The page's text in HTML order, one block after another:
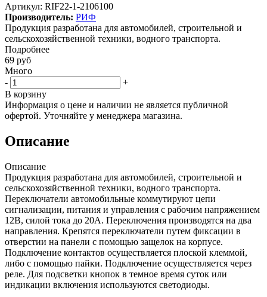
Артикул: RIF22-1-2106100
Производитель: РИФ
Продукция разработана для автомобилей, строительной и
сельскохозяйственной техники, водного транспорта.
Подробнее
69 руб
Много
-
+
В корзину
Информация о цене и наличии не является публичной
офертой. Уточняйте у менеджера магазина.
Описание
Описание
Продукция разработана для автомобилей, строительной и
сельскохозяйственной техники, водного транспорта.
Переключатели автомобильные коммутируют цепи
сигнализации, питания и управления с рабочим напряжением
12В, силой тока до 20А. Переключения производятся на два
направления. Крепятся переключатели путем фиксации в
отверстии на панели с помощью защелок на корпусе.
Подключение контактов осуществляется плоской клеммой,
либо с помощью пайки. Подключение осуществляется через
реле. Для подсветки кнопок в темное время суток или
индикации включения используются светодиоды.